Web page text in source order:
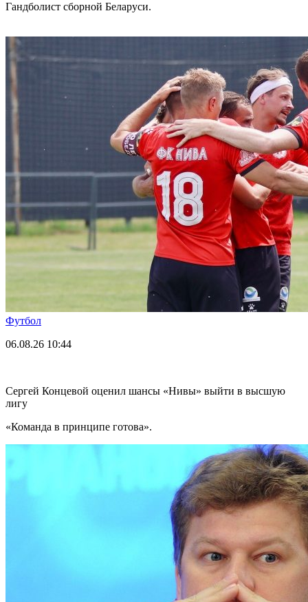
Гандболист сборной Беларуси.
Футбол
06.08.26 10:44
Сергей Концевой оценил шансы «Нивы» выйти в высшую
лигу
«Команда в принципе готова».